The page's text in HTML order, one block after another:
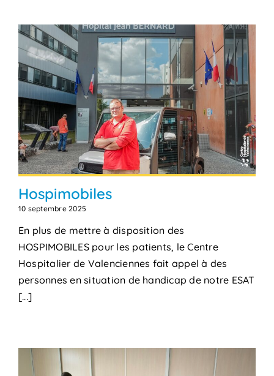
Hospimobiles
10 septembre 2025
En plus de mettre à disposition des
HOSPIMOBILES pour les patients, le Centre
Hospitalier de Valenciennes fait appel à des
personnes en situation de handicap de notre ESAT
[...]